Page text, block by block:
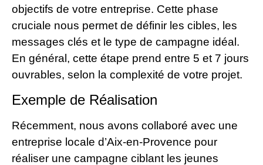
objectifs de votre entreprise. Cette phase
cruciale nous permet de définir les cibles, les
messages clés et le type de campagne idéal.
En général, cette étape prend entre 5 et 7 jours
ouvrables, selon la complexité de votre projet.
Exemple de Réalisation
Récemment, nous avons collaboré avec une
entreprise locale d’Aix-en-Provence pour
réaliser une campagne ciblant les jeunes